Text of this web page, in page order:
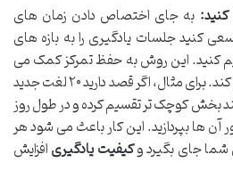
به جای اختصاص دادن زمان های
کنید جلسات یادگیری را به بازه های
کنید. این روش به حفظ تمرکز کمک می
کند و از خستگی جلوگیری می کند. برای مثال، اگر قصد دارید ۲۰ لغت جدید
چند بخش کوچک تر تقسیم کرده و در طول روز
آن ها بپردازید. این کار باعث می شود هر
شما جای بگیرد وکیفیت یادگیریافزایش